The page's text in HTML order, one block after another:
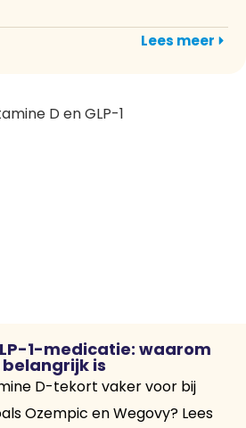
Lees meer
1-medicatie: waarom
is
D-tekort vaker voor bij
Ozempic en Wegovy? Lees